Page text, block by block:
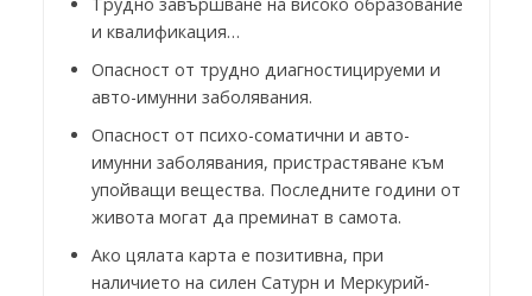
и квалификация…
Опасност от трудно диагностицируеми и
авто-имунни заболявания.
Опасност от психо-соматични и авто-
имунни заболявания, пристрастяване към
упойващи вещества. Последните години от
живота могат да преминат в самота.
Ако цялата карта е позитивна, при
наличието на силен Сатурн и Меркурий-